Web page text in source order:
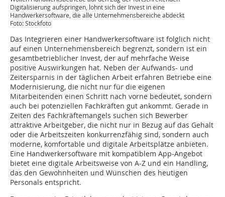
Digitalisierung aufspringen, lohnt sich der Invest in eine
Handwerkersoftware, die alle Unternehmensbereiche abdeckt
Foto: Stockfoto
Das Integrieren einer Handwerkersoftware ist folglich nicht
auf einen Unternehmensbereich begrenzt, sondern ist ein
gesamtbetrieblicher Invest, der auf mehrfache Weise
positive Auswirkungen hat. Neben der Aufwands- und
Zeitersparnis in der täglichen Arbeit erfahren Betriebe eine
Modernisierung, die nicht nur für die eigenen
Mitarbeitenden einen Schritt nach vorne bedeutet, sondern
auch bei potenziellen Fachkräften gut ankommt. Gerade in
Zeiten des Fachkräftemangels suchen sich Bewerber
attraktive Arbeitgeber, die nicht nur in Bezug auf das Gehalt
oder die Arbeitszeiten konkurrenzfähig sind, sondern auch
moderne, komfortable und digitale Arbeitsplätze anbieten.
Eine Handwerkersoftware mit kompatiblem App-Angebot
bietet eine digitale Arbeitsweise von A-Z und ein Handling,
das den Gewohnheiten und Wünschen des heutigen
Personals entspricht.